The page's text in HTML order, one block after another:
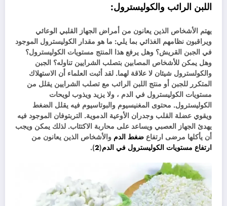
اللبن الرائب والكوليسترول:
يهتم الأشخاص الذين يعانون من أمراض الجهاز القلبي الوعائي
ويراقبون نظامهم الغذائي بما يلي: ما هو مقدار الكوليسترول الموجود
في الجبن القريش؟ وهل يرفع هذا المنتج مستويات الكوليسترول؟
وهل يمكن للأشخاص المصابين بتصلب الشرايين تناوله؟ الجبن
والكولسترول شيئان لا علاقة لهما. لقد أثبت العلماء أن الاستهلاك
المتكرر للجبن أو منتج اللبن الرائب مع تصلب الشرايين يقلل من
مستويات الكوليسترول في الدم ، ولا يزيد ويذوب لويحات
الكوليسترول. محتوى المغنيسيوم والبوتاسيوم فيه يقلل الضغط
ويقوي عضلة القلب وجدران الأوعية الدموية. التربتوفان الموجود فيه
يهدئ الجهاز العصبي ويساعد على محاربة الاكتئاب. لذلك يمكن ويجب
أن يأكلها مرضى ارتفاع ضغط الدم والأشخاص الذين يعانون من
ارتفاع مستويات الكوليسترول في الدم(
2
).